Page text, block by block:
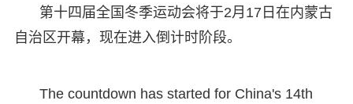
第十四届全国冬季运动会将于2月17日在内蒙古
自治区开幕，现在进入倒计时阶段。
The countdown has started for China's 14th